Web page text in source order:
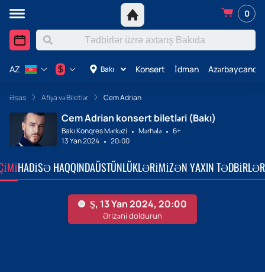
0
Bakı Konsert İdman Azərbaycanda
AZ $
Əsas Afişa və Biletlər Cem Adrian
Cem Adrian konsert biletləri (Bakı)
Bakı Konqres Mərkəzi Mərhələ
6+
13 Yan 2024
20:00
HADISƏ HAQQINDAÜSTÜNLÜKLƏRIMIZƏN YAXIN TƏDBIRLƏR